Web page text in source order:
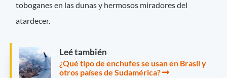
toboganes en las dunas y hermosos miradores del
atardecer.
Leé también
¿Qué tipo de enchufes se usan en Brasil y
otros países de Sudamérica?